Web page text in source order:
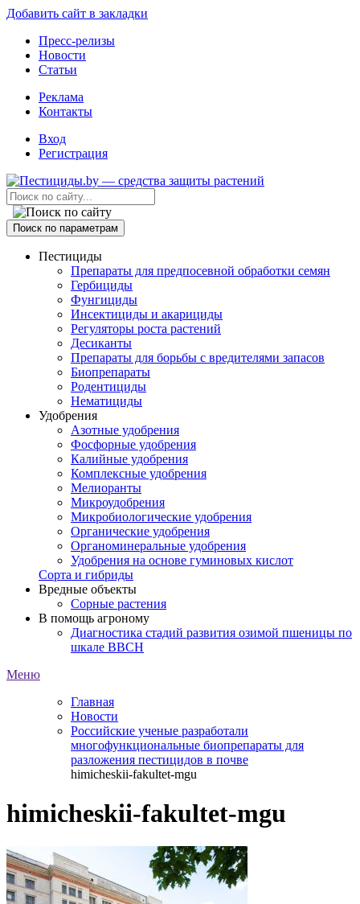
Добавить сайт в закладки
Пресс-релизы
Новости
Статьи
Реклама
Контакты
Вход
Регистрация
Поиск по параметрам
Пестициды
Препараты для предпосевной обработки семян
Гербициды
Фунгициды
Инсектициды и акарициды
Регуляторы роста растений
Десиканты
Препараты для борьбы с вредителями запасов
Биопрепараты
Родентициды
Нематициды
Удобрения
Азотные удобрения
Фосфорные удобрения
Калийные удобрения
Комплексные удобрения
Мелиоранты
Микроудобрения
Микробиологические удобрения
Органические удобрения
Органоминеральные удобрения
Удобрения на основе гуминовых кислот
Сорта и гибриды
Вредные объекты
Сорные растения
В помощь агроному
Диагностика стадий развития озимой пшеницы по
шкале ВВСН
Меню
Главная
Новости
Российские ученые разработали
многофункциональные биопрепараты для
разложения пестицидов в почве
himicheskii-fakultet-mgu
himicheskii-fakultet-mgu